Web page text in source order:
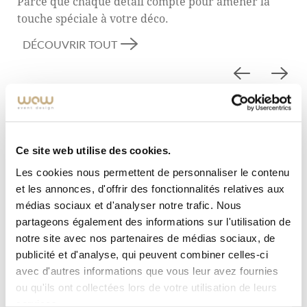
Ce site web utilise des cookies.
Les cookies nous permettent de personnaliser le contenu
et les annonces, d'offrir des fonctionnalités relatives aux
médias sociaux et d'analyser notre trafic. Nous
partageons également des informations sur l'utilisation de
notre site avec nos partenaires de médias sociaux, de
publicité et d'analyse, qui peuvent combiner celles-ci
avec d'autres informations que vous leur avez fournies
ou qu'ils ont collectées lors de votre utilisation de leurs
touche spéciale à votre déco.
DÉCOUVRIR TOUT